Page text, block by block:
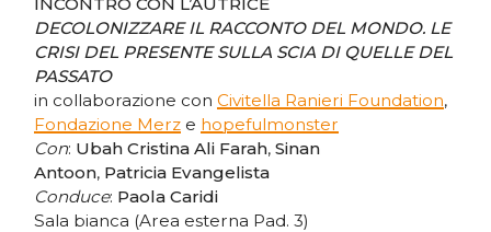
DECOLONIZZARE IL RACCONTO DEL MONDO. LE
CRISI DEL PRESENTE SULLA SCIA DI QUELLE DEL
PASSATO
in collaborazione conCivitella Ranieri Foundation,
Fondazione Merz e hopefulmonster
Con: Ubah Cristina Ali Farah,Sinan
Antoon, Patricia Evangelista
Conduce: Paola Caridi
Sala bianca (Area esterna Pad. 3)